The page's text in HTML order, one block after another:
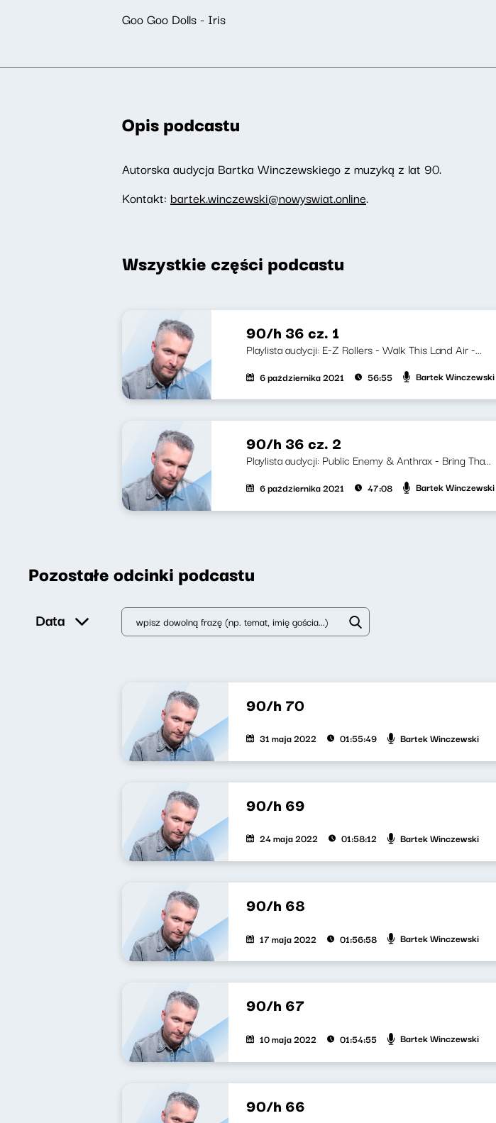
Goo Goo Dolls - Iris
Opis podcastu
Autorska audycja Bartka Winczewskiego z muzyką z lat 90.
Kontakt: bartek.winczewski@nowyswiat.online.
Wszystkie części podcastu
90/h 36 cz. 1
Playlista audycji: E-Z Rollers - Walk This Land Air -...
6 października 2021 56:55 Bartek Winczewski
90/h 36 cz. 2
Playlista audycji: Public Enemy & Anthrax - Bring Tha...
6 października 2021 47:08 Bartek Winczewski
Pozostałe odcinki podcastu
Data
90/h 70
31 maja 2022 01:55:49 Bartek Winczewski
90/h 69
24 maja 2022 01:58:12 Bartek Winczewski
90/h 68
17 maja 2022 01:56:58 Bartek Winczewski
90/h 67
10 maja 2022 01:54:55 Bartek Winczewski
90/h 66